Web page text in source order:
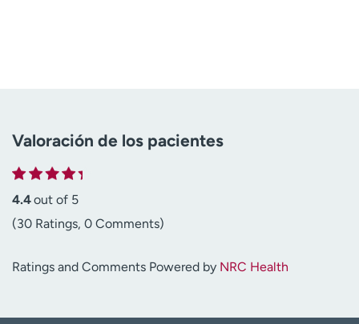
Valoración de los pacientes
4.4out of 5
(30 Ratings, 0 Comments)
Ratings and Comments Powered by NRC Health